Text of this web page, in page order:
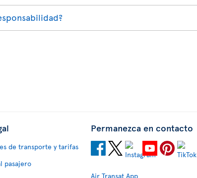
de transporte y tarifas
pasajero
Permanezca en contacto
Air Transat App